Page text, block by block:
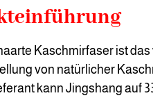
Kaschmirfaser ist
von natürlicher
kann Jingshang auf